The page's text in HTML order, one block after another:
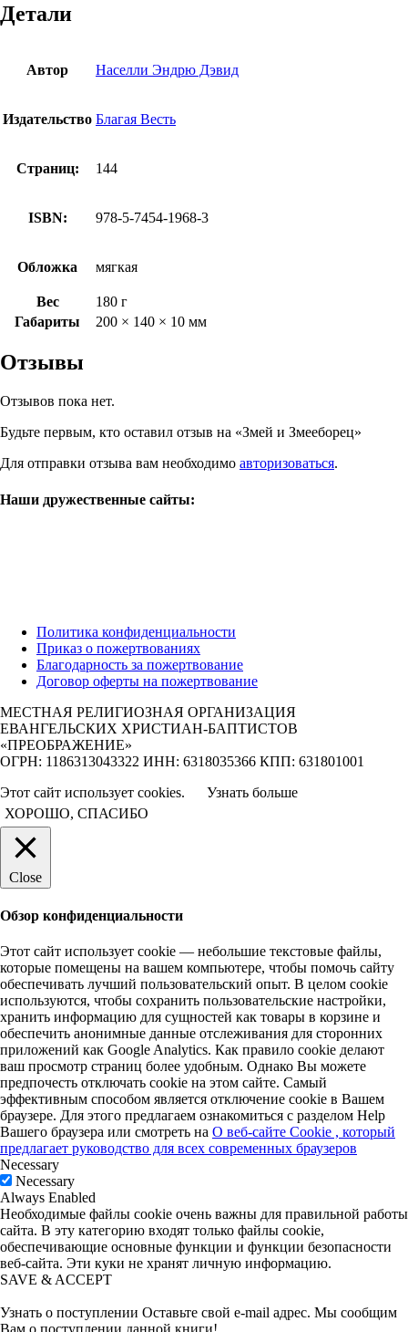
Детали
Автор Населли Эндрю Дэвид
Издательство Благая Весть
Страниц: 144
ISBN: 978-5-7454-1968-3
Обложка мягкая
Вес
180 г
Габариты
200 × 140 × 10 мм
Отзывы
Отзывов пока нет.
Будьте первым, кто оставил отзыв на «Змей и Змееборец»
Для отправки отзыва вам необходимо авторизоваться.
Наши дружественные сайты:
Политика конфиденциальности
Приказ о пожертвованиях
Благодарность за пожертвование
Договор оферты на пожертвование
МЕСТНАЯ РЕЛИГИОЗНАЯ ОРГАНИЗАЦИЯ
ЕВАНГЕЛЬСКИХ ХРИСТИАН-БАПТИСТОВ
«ПРЕОБРАЖЕНИЕ»
ОГРН: 1186313043322 ИНН: 6318035366 КПП: 631801001
Этот сайт использует cookies.
Узнать больше
ХОРОШО, СПАСИБО
Close
Обзор конфиденциальности
Этот сайт использует cookie — небольшие текстовые файлы,
которые помещены на вашем компьютере, чтобы помочь сайту
обеспечивать лучший пользовательский опыт. В целом cookie
используются, чтобы сохранить пользовательские настройки,
хранить информацию для сущностей как товары в корзине и
обеспечить анонимные данные отслеживания для сторонних
приложений как Google Analytics. Как правило cookie делают
ваш просмотр страниц более удобным. Однако Вы можете
предпочесть отключать cookie на этом сайте. Самый
эффективным способом является отключение cookie в Вашем
браузере. Для этого предлагаем ознакомиться с разделом Help
Вашего браузера или смотреть на О веб-сайте Cookie , который
предлагает руководство для всех современных браузеров
Necessary
Necessary
Always Enabled
Необходимые файлы cookie очень важны для правильной работы
сайта. В эту категорию входят только файлы cookie,
обеспечивающие основные функции и функции безопасности
веб-сайта. Эти куки не хранят личную информацию.
SAVE & ACCEPT
Узнать о поступлении Оставьте свой e-mail адрес. Мы сообщим